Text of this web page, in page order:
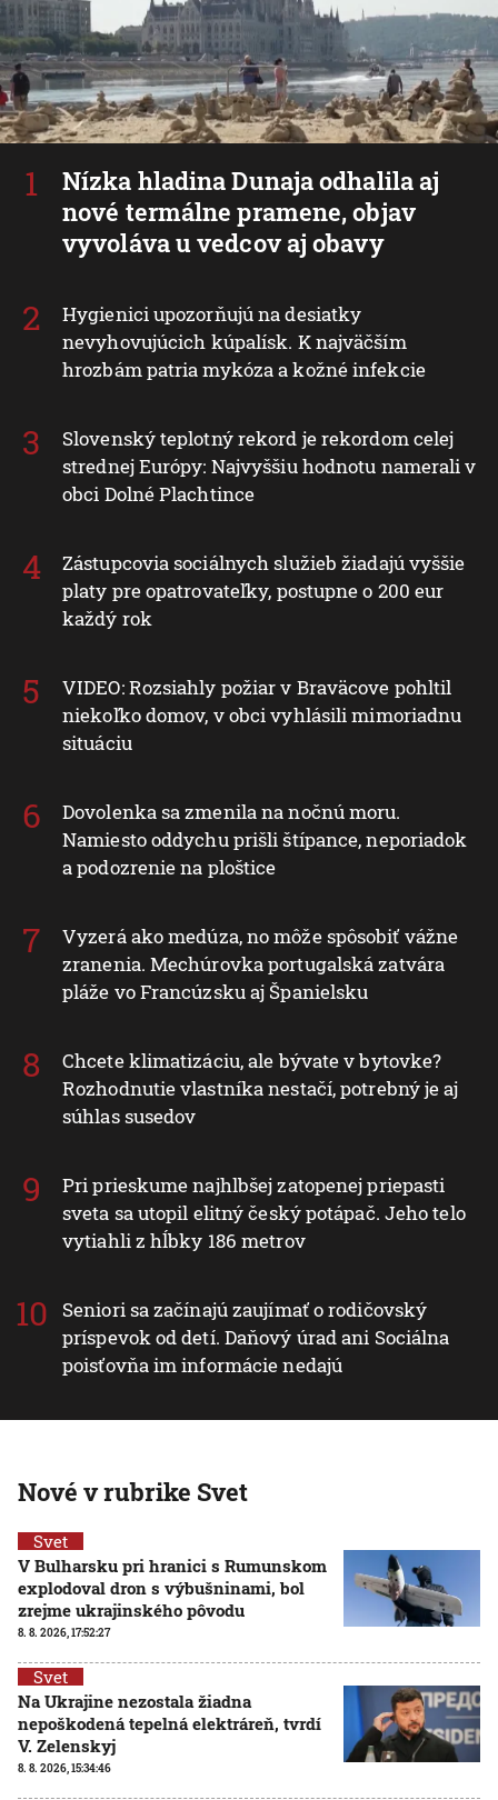
Nízka hladina Dunaja odhalila aj
nové termálne pramene, objav
vyvoláva u vedcov aj obavy
Hygienici upozorňujú na desiatky
nevyhovujúcich kúpalísk. K najväčším
hrozbám patria mykóza a kožné infekcie
Slovenský teplotný rekord je rekordom celej
strednej Európy: Najvyššiu hodnotu namerali v
obci Dolné Plachtince
Zástupcovia sociálnych služieb žiadajú vyššie
platy pre opatrovateľky, postupne o 200 eur
každý rok
VIDEO: Rozsiahly požiar v Braväcove pohltil
niekoľko domov, v obci vyhlásili mimoriadnu
situáciu
Dovolenka sa zmenila na nočnú moru.
Namiesto oddychu prišli štípance, neporiadok
a podozrenie na ploštice
Vyzerá ako medúza, no môže spôsobiť vážne
zranenia. Mechúrovka portugalská zatvára
pláže vo Francúzsku aj Španielsku
Chcete klimatizáciu, ale bývate v bytovke?
Rozhodnutie vlastníka nestačí, potrebný je aj
súhlas susedov
Pri prieskume najhlbšej zatopenej priepasti
sveta sa utopil elitný český potápač. Jeho telo
vytiahli z hĺbky 186 metrov
Seniori sa začínajú zaujímať o rodičovský
príspevok od detí. Daňový úrad ani Sociálna
poisťovňa im informácie nedajú
Nové v rubrike Svet
Svet
V Bulharsku pri hranici s Rumunskom
explodoval dron s výbušninami, bol
zrejme ukrajinského pôvodu
8. 8. 2026, 17:52:27
Svet
Na Ukrajine nezostala žiadna
nepoškodená tepelná elektráreň, tvrdí
V. Zelenskyj
8. 8. 2026, 15:34:46